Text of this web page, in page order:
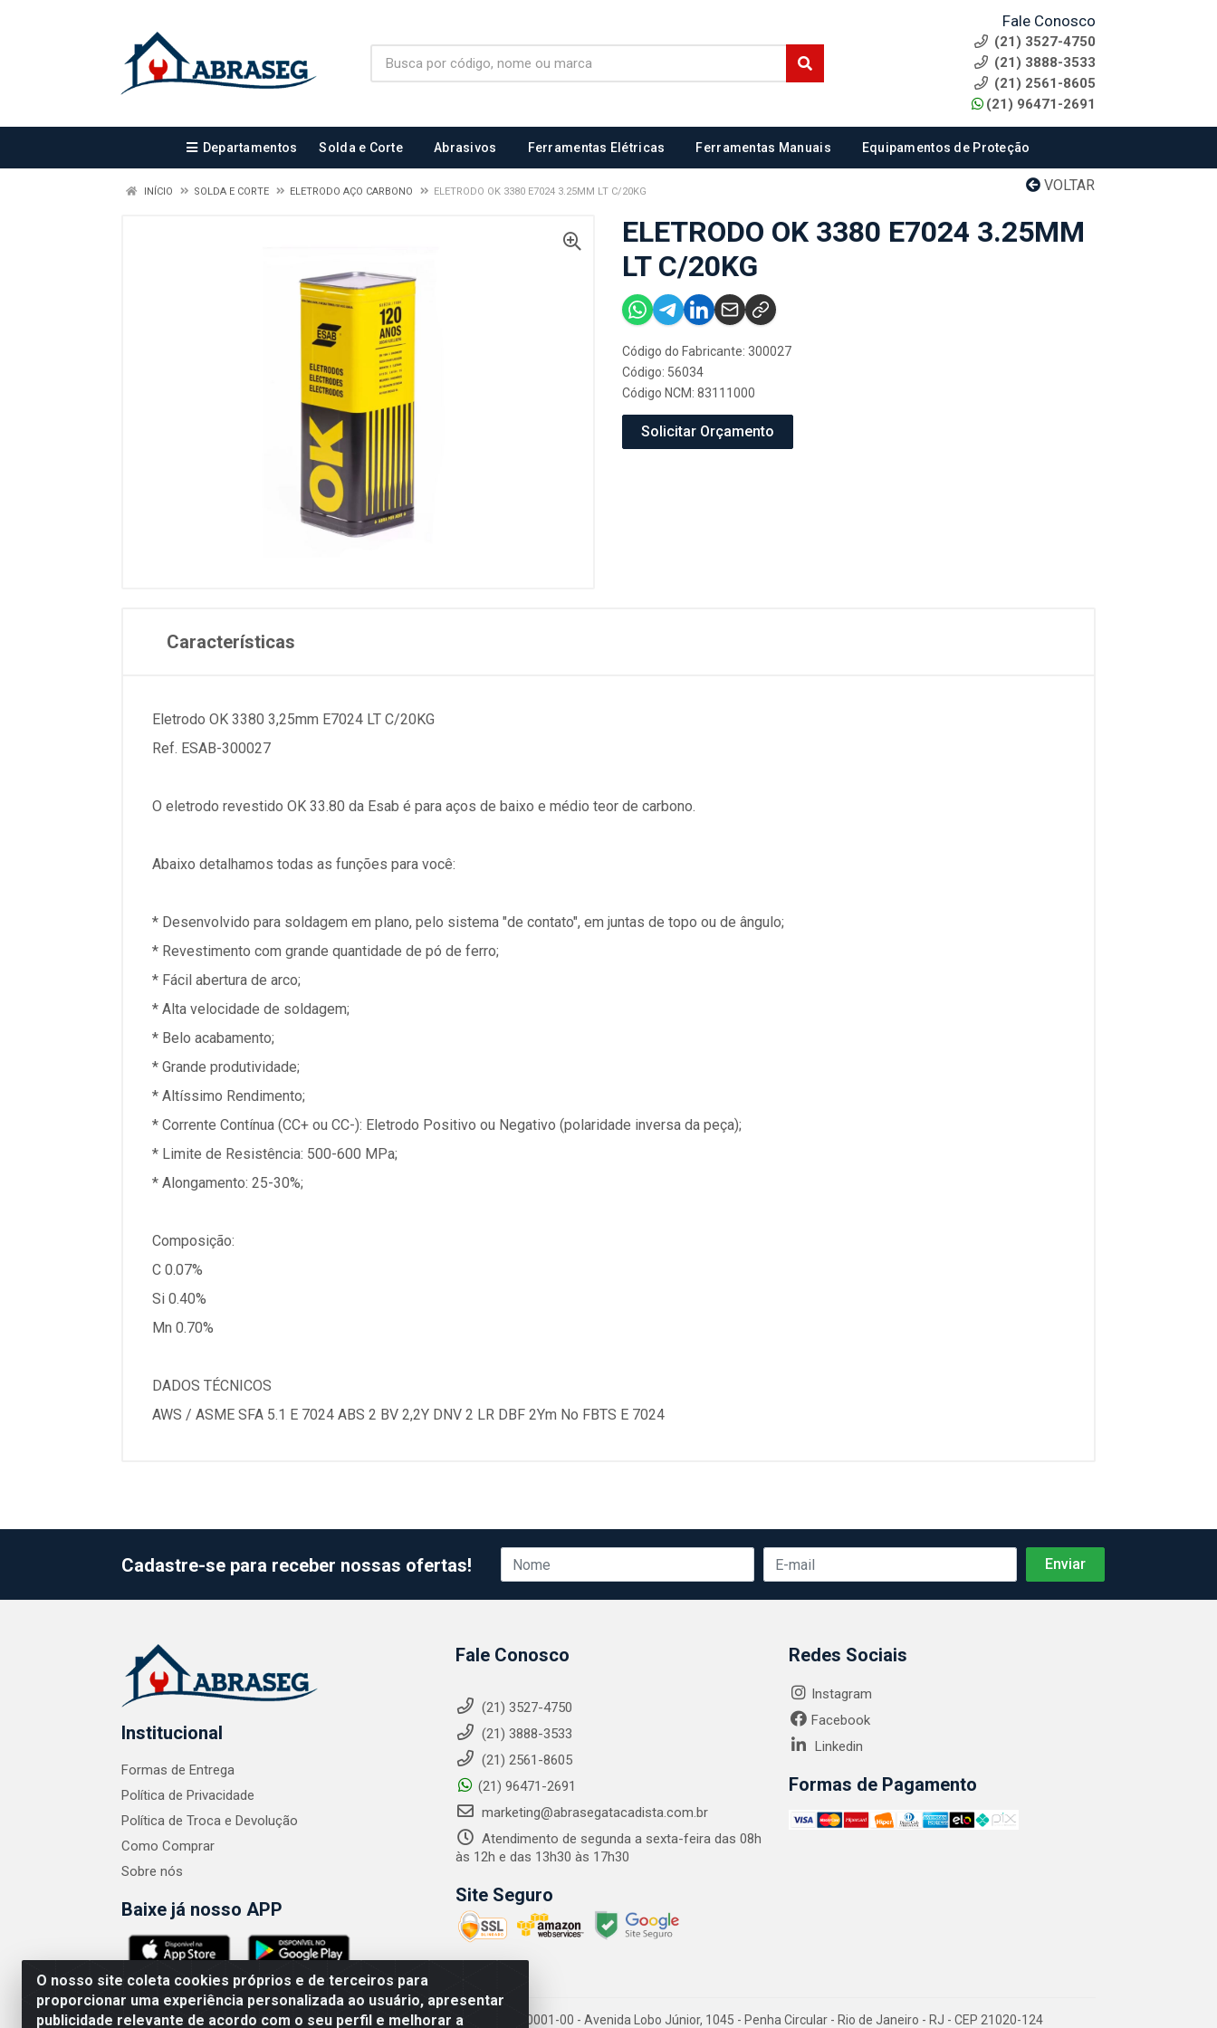
Fale Conosco
(21) 3527-4750
(21) 3888-3533
(21) 2561-8605
(21) 96471-2691
Departamentos Solda e Corte Abrasivos Ferramentas Elétricas Ferramentas Manuais Equipamentos de Proteção
VOLTAR
INÍCIO SOLDA E CORTE ELETRODO AÇO CARBONO ELETRODO OK 3380 E7024 3.25MM LT C/20KG
ELETRODO OK 3380 E7024 3.25MM
LT C/20KG
Código do Fabricante: 300027
Código: 56034
Código NCM: 83111000
Solicitar Orçamento
Características
Eletrodo OK 3380 3,25mm E7024 LT C/20KG
Ref. ESAB-300027
O eletrodo revestido OK 33.80 da Esab é para aços de baixo e médio teor de carbono.
Abaixo detalhamos todas as funções para você:
* Desenvolvido para soldagem em plano, pelo sistema "de contato", em juntas de topo ou de ângulo;
* Revestimento com grande quantidade de pó de ferro;
* Fácil abertura de arco;
* Alta velocidade de soldagem;
* Belo acabamento;
* Grande produtividade;
* Altíssimo Rendimento;
* Corrente Contínua (CC+ ou CC-): Eletrodo Positivo ou Negativo (polaridade inversa da peça);
* Limite de Resistência: 500-600 MPa;
* Alongamento: 25-30%;
Composição:
C 0.07%
Si 0.40%
Mn 0.70%
DADOS TÉCNICOS
AWS / ASME SFA 5.1 E 7024 ABS 2 BV 2,2Y DNV 2 LR DBF 2Ym No FBTS E 7024
O nosso site coleta cookies próprios e de terceiros para
proporcionar uma experiência personalizada ao usuário, apresentar
publicidade relevante de acordo com o seu perfil e melhorar a
Cadastre-se para receber nossas ofertas!
Institucional
Formas de Entrega
Política de Privacidade
Política de Troca e Devolução
Como Comprar
Sobre nós
Baixe já nosso APP
Fale Conosco
(21) 3527-4750
(21) 3888-3533
(21) 2561-8605
(21) 96471-2691
marketing@abrasegatacadista.com.br
Atendimento de segunda a sexta-feira das 08h
às 12h e das 13h30 às 17h30
Site Seguro
Redes Sociais
Instagram
Facebook
Linkedin
Formas de Pagamento
ABRASEG COMÉRCIO ATACADISTA LTDA - CNPJ: 10.894.768/0001-00 - Avenida Lobo Júnior, 1045 - Penha Circular - Rio de Janeiro - RJ - CEP 21020-124